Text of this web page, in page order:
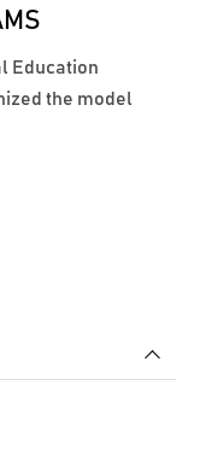
Education
the model
zone. More than